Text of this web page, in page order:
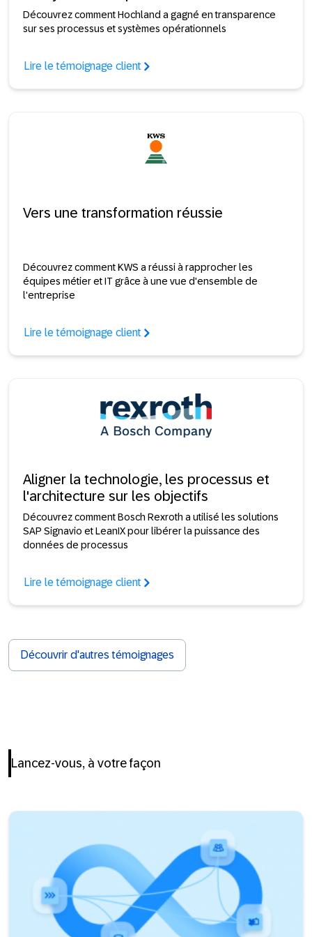
Découvrez comment Hochland a gagné en transparence
sur ses processus et systèmes opérationnels
Lire le témoignage client
Vers une transformation réussie
Découvrez comment KWS a réussi à rapprocher les
équipes métier et IT grâce à une vue d'ensemble de
l'entreprise
Lire le témoignage client
Aligner la technologie, les processus et
l'architecture sur les objectifs
Découvrez comment Bosch Rexroth a utilisé les solutions
SAP Signavio et LeanIX pour libérer la puissance des
données de processus
Lire le témoignage client
Découvrir d'autres témoignages
Lancez-vous, à votre façon